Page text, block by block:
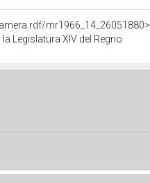
mr1966_14_26051880>
Legislatura XIV del Regno